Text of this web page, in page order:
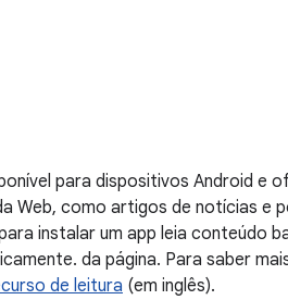
para dispositivos Android e
Web, como artigos de notícias e
instalar um app leia conteúdo
da página. Para saber
de leitura (em inglês).